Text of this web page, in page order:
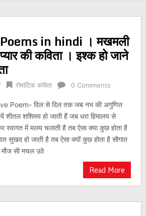
in hindi । मखमली
की कविता । इश्क हो जाने
रोमांटिक कविता 0 Comments
Poem- दिल से दिल तक जब नभ की अगुणित
शीतल शशिमय हो जाती हैं जब धरा हिमालय से
स्वागत में मलय चलाती है तब ऐसा क्या कुछ होता है
सुखद हो जाती है तब ऐसा क्यों कुछ होता है सौगात
सी मचल उठे
Read More